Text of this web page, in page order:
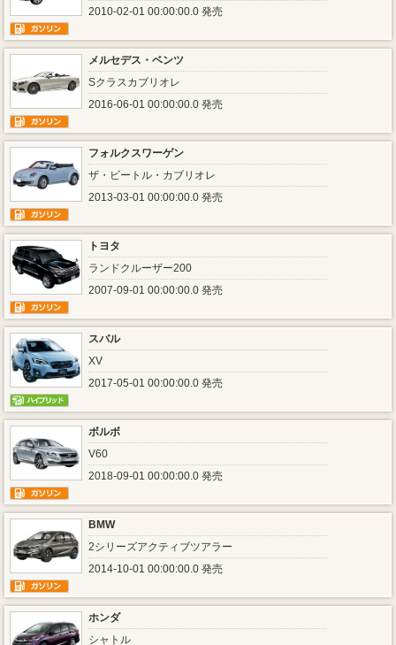
2010-02-01 00:00:00.0 発売
メルセデス・ベンツ
Sクラスカブリオレ
2016-06-01 00:00:00.0 発売
フォルクスワーゲン
ザ・ビートル・カブリオレ
2013-03-01 00:00:00.0 発売
トヨタ
ランドクルーザー200
2007-09-01 00:00:00.0 発売
スバル
XV
2017-05-01 00:00:00.0 発売
ボルボ
V60
2018-09-01 00:00:00.0 発売
BMW
2シリーズアクティブツアラー
2014-10-01 00:00:00.0 発売
ホンダ
シャトル